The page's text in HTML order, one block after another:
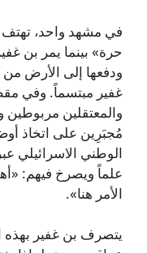
في مشهد واحد،
حرة» بينما يمر بن
ودفعها إلى الأرض من
غفير مبتسماً. وفي
والمعتقلين
مُجبَرِين على اتخاذ
الوطني الاسرائيلي
علماً ويصرخ فيهم:
الأمر هنا».
يتصرف بن غفير بهذه